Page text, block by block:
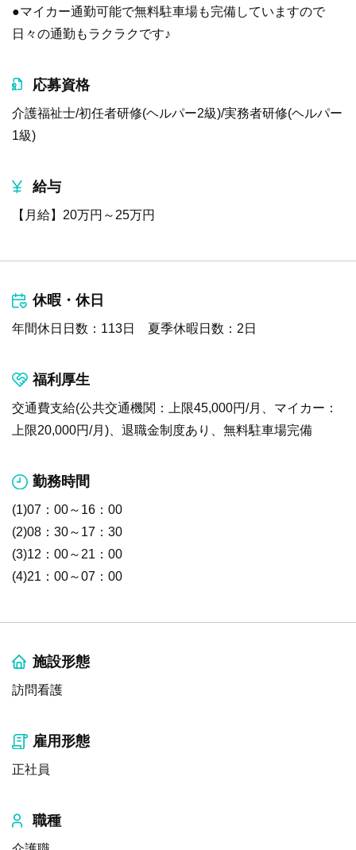
●マイカー通勤可能で無料駐車場も完備していますので
日々の通勤もラクラクです♪
応募資格
介護福祉士/初任者研修(ヘルパー2級)/実務者研修(ヘルパー
1級)
給与
【月給】20万円～25万円
休暇・休日
年間休日日数：113日 夏季休暇日数：2日
福利厚生
交通費支給(公共交通機関：上限45,000円/月、マイカー：
上限20,000円/月)、退職金制度あり、無料駐車場完備
勤務時間
(1)07：00～16：00
(2)08：30～17：30
(3)12：00～21：00
(4)21：00～07：00
施設形態
訪問看護
雇用形態
正社員
職種